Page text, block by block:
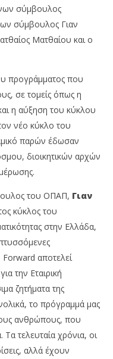
σύμβουλος
σύμβουλος Γιαν
Ματθαίου και ο
προγράμματος που
σε τομείς όπως η
η αύξηση του κύκλου
νέο κύκλο του
παρών έδωσαν
διοικητικών αρχών
του ΟΠΑΠ, Γιαν
κύκλος του
στην Ελλάδα,
Forward αποτελεί
την Εταιρική
ζητήματα της
το πρόγραμμά μας
ανθρώπους, που
τελευταία χρόνια, οι
αλλά έχουν